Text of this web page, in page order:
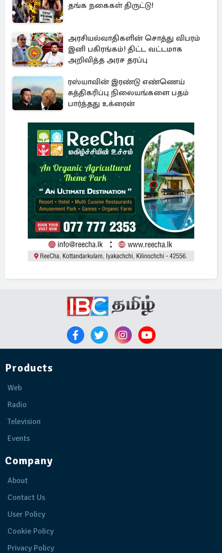
தங்க நகைகள் திருட்டு!
அரசியல்வாதிகளின் சொத்து விபரம்
இனி பகிரங்கம்! திட்ட வட்டமாக
அறிவித்த அரச தரப்பு
ரஸ்யாவின் இரண்டு எண்ணெய்
சுத்திகரிப்பு நிலையங்களை பதம்
பார்த்தது உக்ரைன்
Products
Web
Radio
Television
Events
Company
About
Contact Us
User Policy
Cookie Policy
Privacy Policy